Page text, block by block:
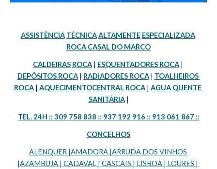
ASSISTÊNCIA TÉCNICA ALTAMENTE ESPECIALIZADA
ROCA CASAL DO MARCO
CALDEIRAS ROCA | ESQUENTADORES ROCA
DEPÓSITOS ROCA | RADIADORES ROCA | TOALHEIROS
ROCA | AQUECIMENTOCENTRAL ROCA | AGUA QUENTE
SANITÁRIA |
TEL. 24H :: 309 758 838 :: 937 192 916 :: 913 061 867 ::
CONCELHOS
ALENQUER |AMADORA |ARRUDA DOS VINHOS
|AZAMBUJA | CADAVAL | CASCAIS | LISBOA | LOURES |